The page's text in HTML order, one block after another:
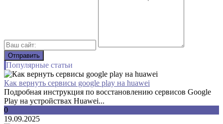
Популярные статьи
Как вернуть сервисы google play на huawei
Подробная инструкция по восстановлению сервисов Google
Play на устройствах Huawei...
0
19.09.2025